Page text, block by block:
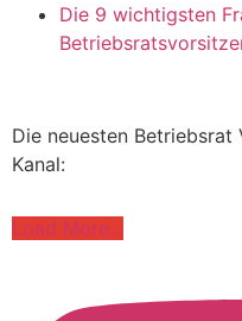
Die 9 wichtigsten
Die neuesten Betriebsrat
Kanal:
Load More...